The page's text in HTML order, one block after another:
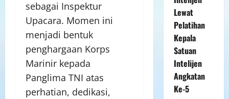
sebagai Inspektur
Upacara. Momen ini
menjadi bentuk
penghargaan Korps
Marinir kepada
Panglima TNI atas
perhatian, dedikasi,
Lewat
Pelatihan
Kepala
Satuan
Intelijen
Angkatan
Ke-5